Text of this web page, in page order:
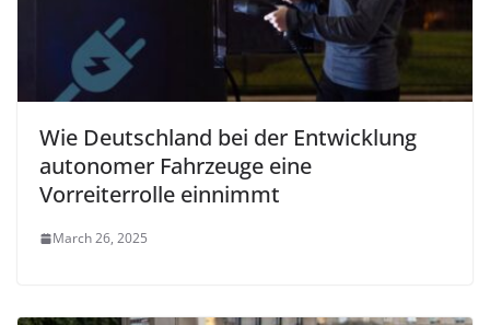
Wie Deutschland bei der Entwicklung
autonomer Fahrzeuge eine
Vorreiterrolle einnimmt
March 26, 2025